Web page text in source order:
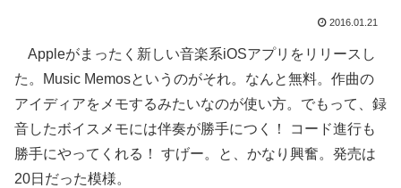
2016.01.21
Appleがまったく新しい音楽系iOSアプリをリリースし
た。Music Memosというのがそれ。なんと無料。作曲の
アイディアをメモするみたいなのが使い方。でもって、録
音したボイスメモには伴奏が勝手につく！ コード進行も
勝手にやってくれる！ すげー。と、かなり興奮。発売は
20日だった模様。